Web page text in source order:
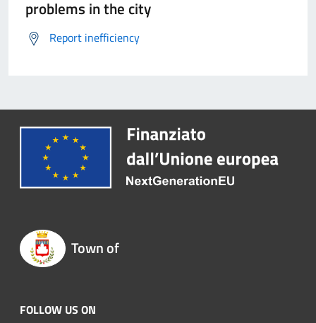
problems in the city
Report inefficiency
Town of
FOLLOW US ON